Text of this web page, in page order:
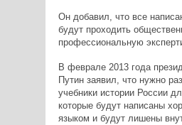
Он добавил, что все
будут проходить
профессиональную
В феврале 2013 года
Путин заявил, что нужно
учебники истории России
которые будут написаны
языком и будут лишены